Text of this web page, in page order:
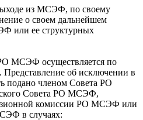
из МСЭФ, по своему
о своем дальнейшем
или ее структурных
МСЭФ осуществляется по
об исключении в
членом Совета РО
Совета РО МСЭФ,
комиссии РО МСЭФ или
в случаях: